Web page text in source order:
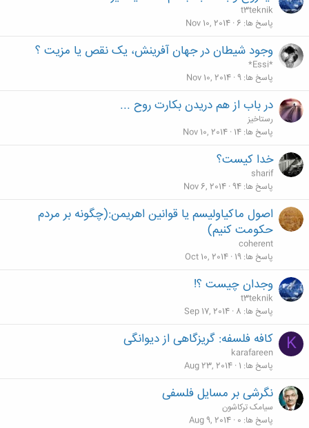
t3teknik
پاسخ ها 6
Nov 10, 2014
وجود شیطان در جهان آفرینش، یک نقص یا مزیت ؟
*Essi*
پاسخ ها 9
Nov 10, 2014
در باب از هم دریدن بکارت روح ...
رستاخیز
پاسخ ها 14
Nov 10, 2014
خدا کیست؟
sharif
پاسخ ها 94
Nov 6, 2014
اصول ماکیاولیسم یا قوانین اهریمن:(چگونه بر مردم
حکومت کنیم)
coherent
پاسخ ها 19
Oct 10, 2014
وجدان چیست ؟!
t3teknik
پاسخ ها 8
Sep 17, 2014
K کافه فلسفه: گریزگاهی از دیوانگی
karafareen
پاسخ ها 1
Aug 23, 2014
نگرشی بر مسایل فلسفی
سیامک ترکاشون
پاسخ ها 0
Aug 9, 2014